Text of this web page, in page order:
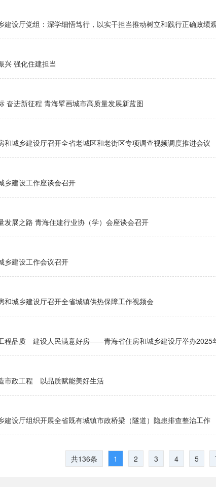
建设厅党组：深学细悟笃行，以实干担当推动树立和践行正确政绩
兴 强化住建担当
奋进新征程 青海擘画城市高质量发展新蓝图
和城乡建设厅召开全省老城区和老街区专项调查视频调度推进会议
乡建设工作座谈会召开
发展之路 青海住建行业协（学）会座谈会召开
乡建设工作会议召开
和城乡建设厅召开全省城镇供热保障工作视频会
程品质 建设人民满意好房——青海省住房和城乡建设厅举办2025
市政工程 以品质赋能美好生活
建设厅组织开展全省既有城镇市政桥梁（隧道）隐患排查整治工作
共136条 1 2 3 4 5